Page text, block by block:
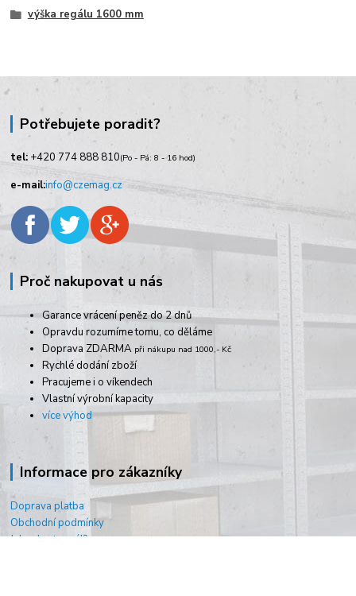
výška regálu 1600 mm
Potřebujete poradit?
tel: +420 774 888 810(Po - Pá: 8 - 16 hod)
e-mail:info@czemag.cz
Proč nakupovat u nás
Garance vrácení peněz do 2 dnů
Opravdu rozumíme tomu, co děláme
Doprava ZDARMA při nákupu nad 1000,- Kč
Rychlé dodání zboží
Pracujeme i o víkendech
Vlastní výrobní kapacity
více výhod
Informace pro zákazníky
Doprava platba
Obchodní podmínky
Jak vybrat regál?